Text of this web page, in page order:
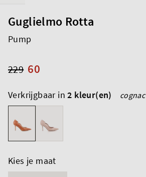
Guglielmo Rotta
Pump
60
229
Verkrijgbaar in2 kleur(en) cognac
Kies je maat